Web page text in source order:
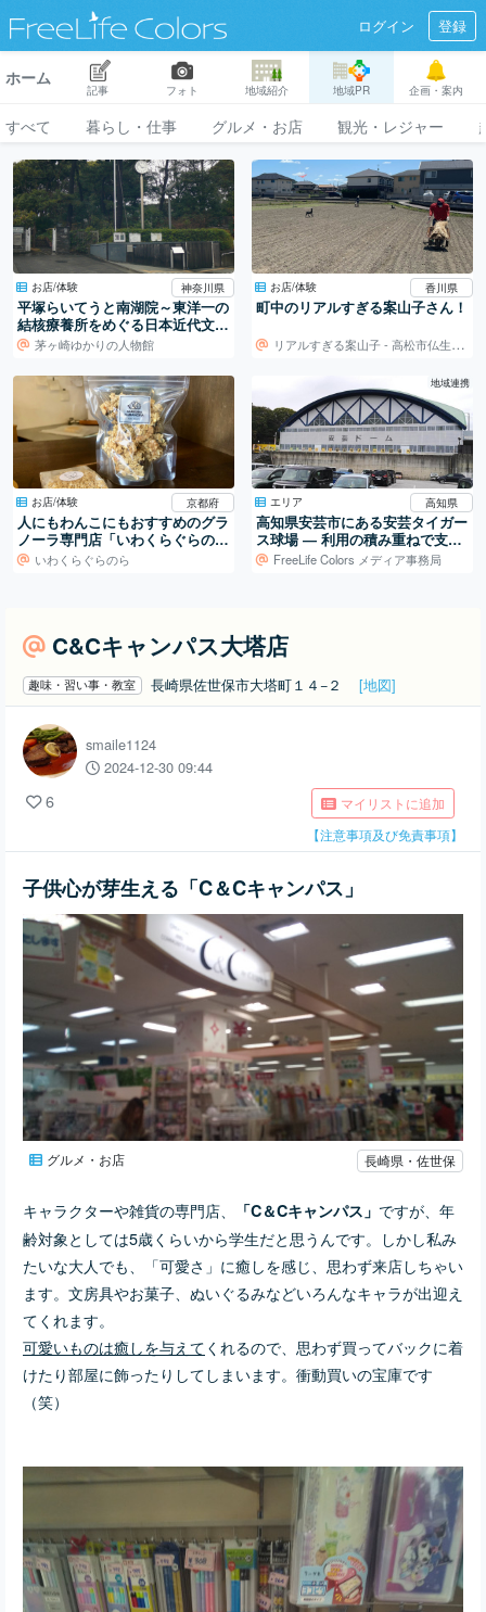
ログイン 登録
ホーム
記事 フォト 地域紹介 地域PR 企画・案内
すべて 暮らし・仕事 グルメ・お店 観光・レジャー
お店/体験 神奈川県
平塚らいてうと南湖院～東洋一の
結核療養所をめぐる日本近代文学
者たち
茅ヶ崎ゆかりの人物館
お店/体験 香川県
町中のリアルすぎる案山子さん！
リアルすぎる案山子 - 高松市仏生山（ぶっしょうざん）町
お店/体験 京都府
人にもわんこにもおすすめのグラ
ノーラ専門店「いわくらぐらの
ら」いわくらぐらのら
地域連携
エリア 高知県
高知県安芸市にある安芸タイガー
ス球場 ― 利用の積み重ねで支え
られる地域の球場
FreeLife Colors メディア事務局
C&Cキャンパス大塔店
趣味・習い事・教室 長崎県佐世保市大塔町１４−２ [地図]
smaile1124
2024-12-30 09:44
6
マイリストに追加
【注意事項及び免責事項】
子供心が芽生える「C＆Cキャンパス」
グルメ・お店 長崎県・佐世保
キャラクターや雑貨の専門店、 「C＆Cキャンパス」 ですが、年
齢対象としては5歳くらいから学生だと思うんです。しかし私み
たいな大人でも、「可愛さ」に癒しを感じ、思わず来店しちゃい
ます。文房具やお菓子、ぬいぐるみなどいろんなキャラが出迎え
てくれます。
可愛いものは癒しを与えてくれるので、思わず買ってバックに着
けたり部屋に飾ったりしてしまいます。衝動買いの宝庫です
（笑）